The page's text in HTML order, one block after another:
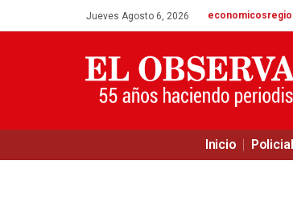
Jueves Agosto 6, 2026
Inicio Policial